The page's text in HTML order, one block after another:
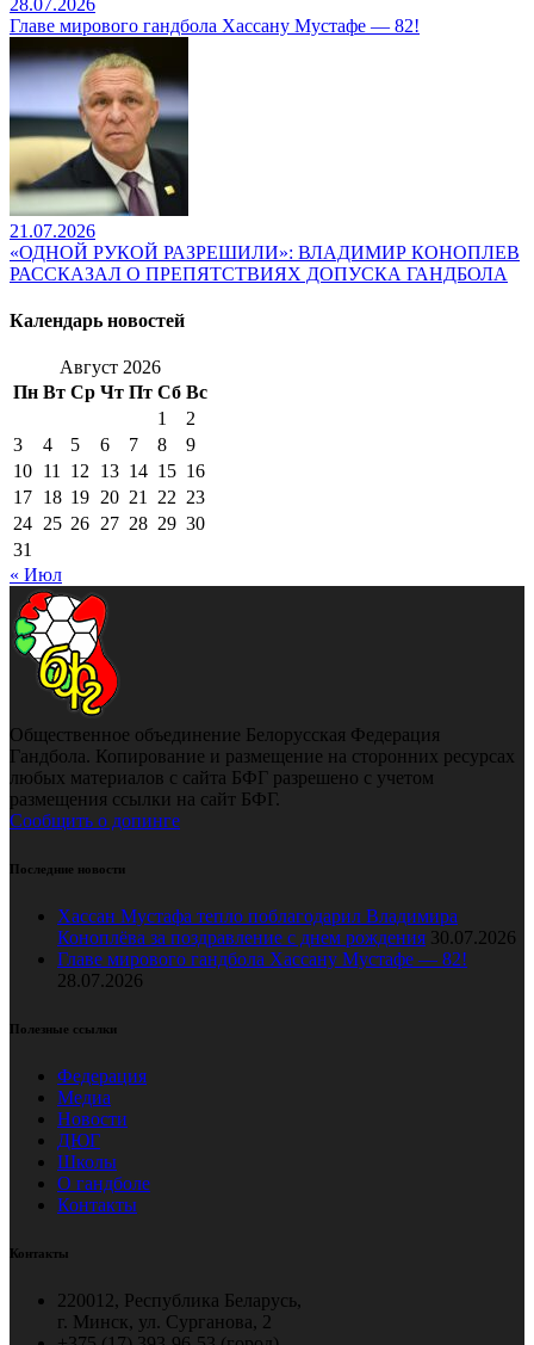
28.07.2026
Главе мирового гандбола Хассану Мустафе — 82!
21.07.2026
«ОДНОЙ РУКОЙ РАЗРЕШИЛИ»: ВЛАДИМИР КОНОПЛЕВ
РАССКАЗАЛ О ПРЕПЯТСТВИЯХ ДОПУСКА ГАНДБОЛА
Календарь новостей
Август 2026
Пн Вт Ср Чт Пт Сб Вс
1
2
3
4 5 6 7 8
9
10 11 12 13 14 15 16
17 18 19 20 21 22 23
24 25 26 27 28 29 30
31
« Июл
Общественное объединение Белорусская Федерация
Гандбола. Копирование и размещение на сторонних ресурсах
любых материалов с сайта БФГ разрешено с учетом
размещения ссылки на сайт БФГ.
Сообщить о допинге
Последние новости
Хассан Мустафа тепло поблагодарил Владимира
Коноплёва за поздравление с днем рождения 30.07.2026
Главе мирового гандбола Хассану Мустафе — 82!
28.07.2026
Полезные ссылки
Федерация
Медиа
Новости
ДЮГ
Школы
О гандболе
Контакты
Контакты
220012, Республика Беларусь,
г. Минск, ул. Сурганова, 2